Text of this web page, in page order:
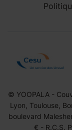
© YOOPALA -
Lyon, Toulouse,
boulevard
€ - R.C.S.